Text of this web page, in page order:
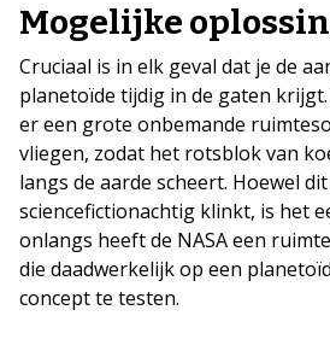
Mogelijke
Cruciaal is in elk geval dat je de
planetoïde tijdig in de gaten
er een grote onbemande
vliegen, zodat het rotsblok van
langs de aarde scheert. Hoewel
sciencefictionachtig klinkt, is het
onlangs heeft de NASA een
die daadwerkelijk op een
concept te testen.